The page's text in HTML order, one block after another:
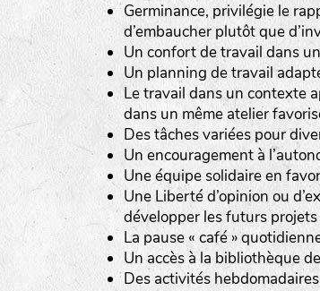
Germinance, privilégie le
d’embaucher plutôt que
Un confort de travail dans
Un planning de travail
Le travail dans un contexte
dans un même atelier
Des tâches variées pour
Un encouragement à
Une équipe solidaire en
Une Liberté d’opinion ou
développer les futurs projets
La pause « café »
Un accès à la bibliothèque
Des activités